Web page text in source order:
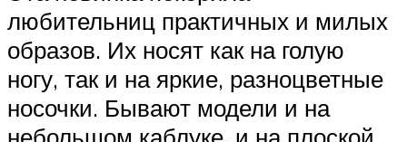
любительниц практичных и милых
образов. Их носят как на голую
ногу, так и на яркие, разноцветные
носочки. Бывают модели и на